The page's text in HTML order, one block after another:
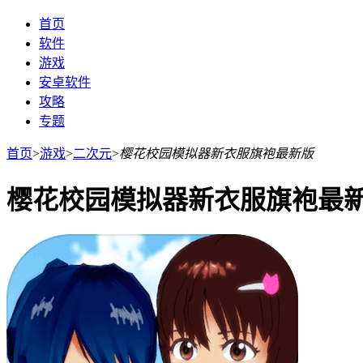
首页
软件
游戏
安卓软件
攻略
专题
首页>游戏>二次元>樱花校园模拟器新衣服旗袍最新版
樱花校园模拟器新衣服旗袍最